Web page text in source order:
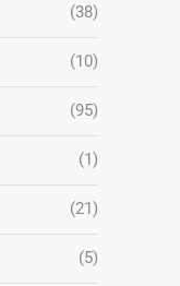
(38)
(10)
(95)
(1)
(21)
(5)